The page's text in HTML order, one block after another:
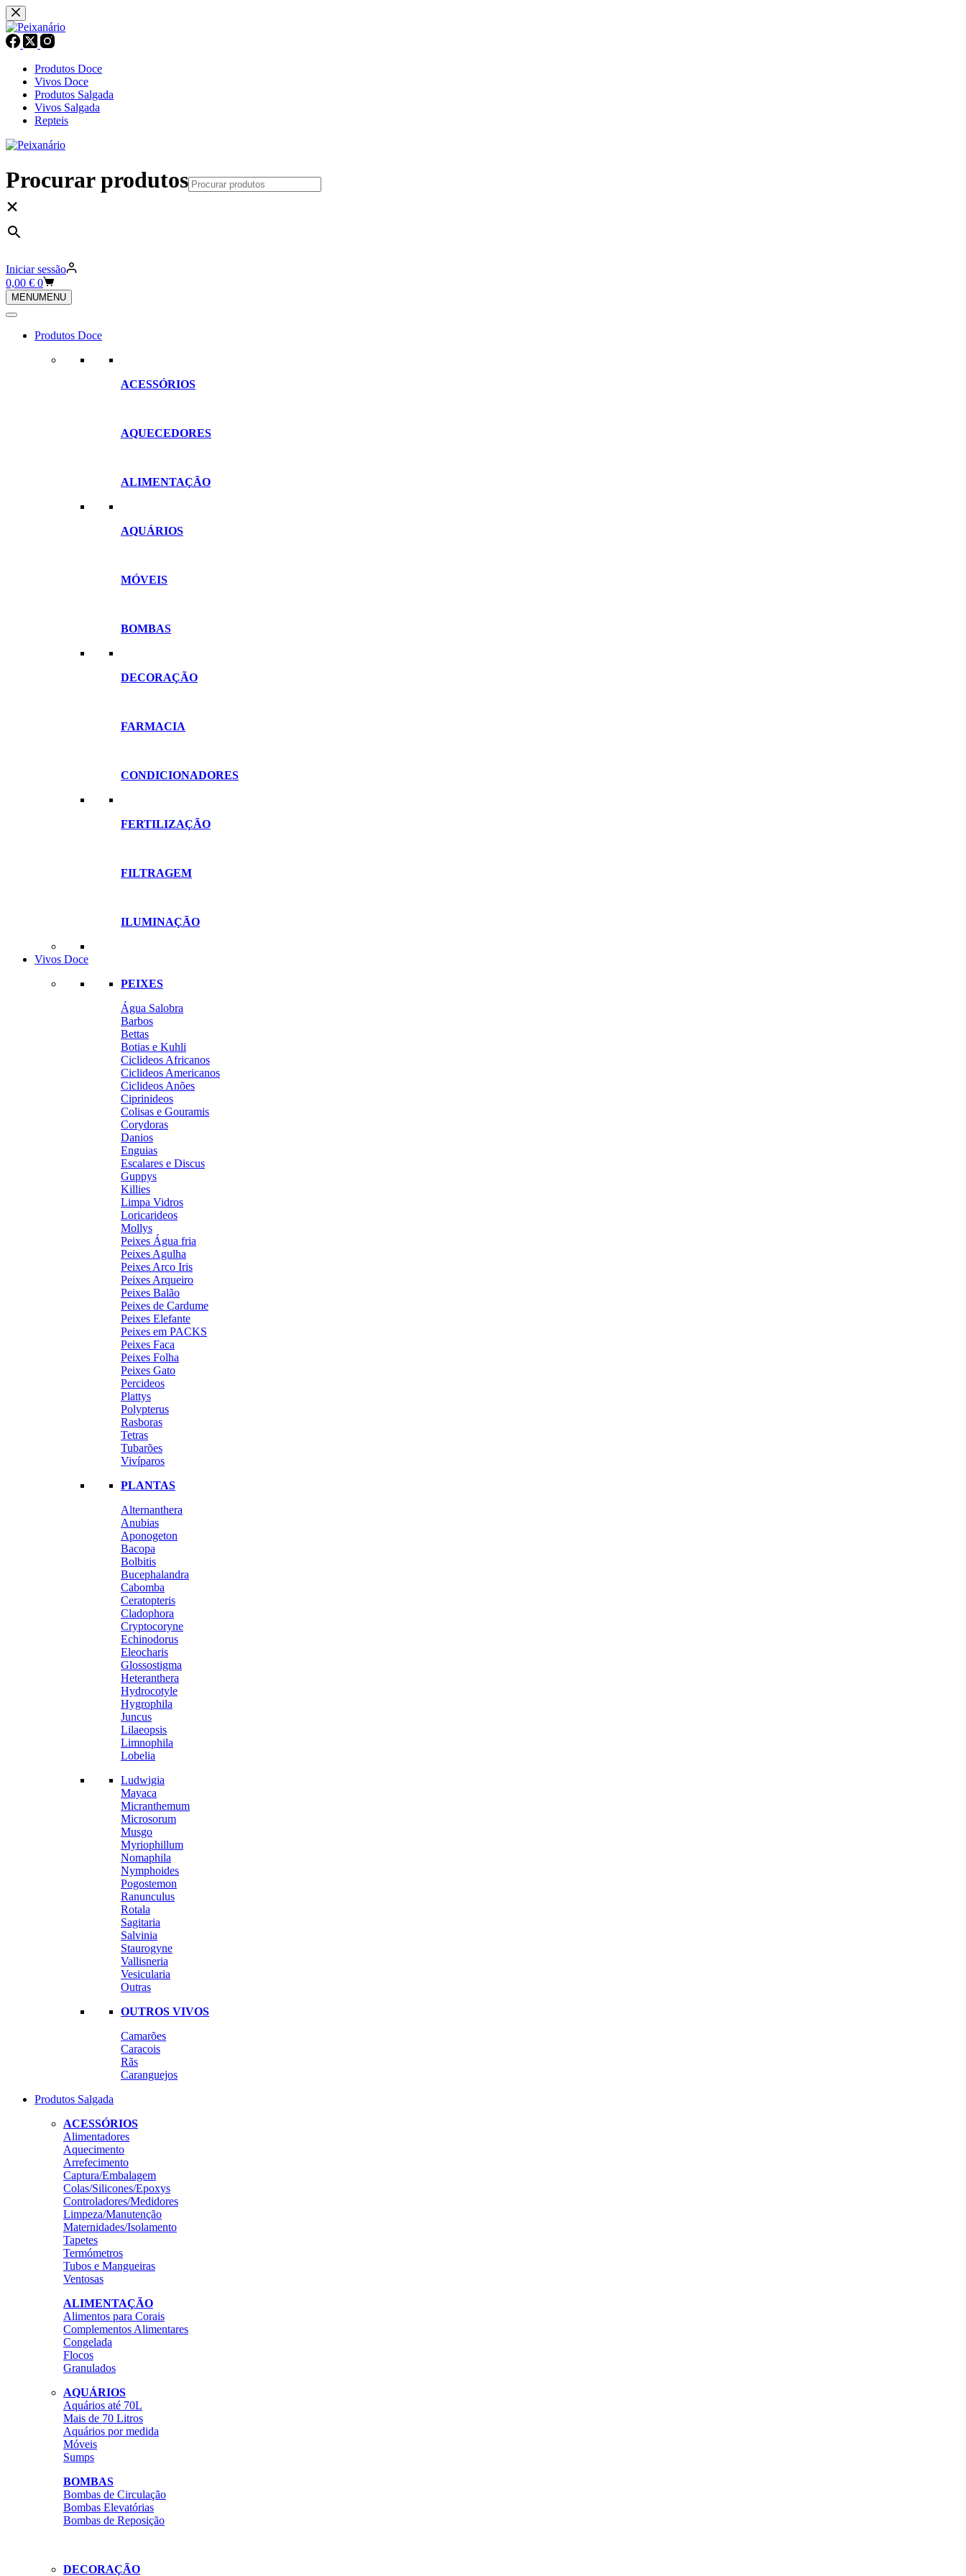
Pular
para
o
conteúdo
Produtos Doce
Vivos Doce
Produtos Salgada
Vivos Salgada
Repteis
Procurar produtos
×
Iniciar sessão
Carrinho
de
compras
0,00 € 0
MENUMENU
Produtos Doce
ACESSÓRIOS
AQUECEDORES
ALIMENTAÇÃO
AQUÁRIOS
MÓVEIS
BOMBAS
DECORAÇÃO
FARMACIA
CONDICIONADORES
FERTILIZAÇÃO
FILTRAGEM
ILUMINAÇÃO
Vivos Doce
PEIXES
Água Salobra
Barbos
Bettas
Botias e Kuhli
Ciclideos Africanos
Ciclideos Americanos
Ciclideos Anões
Ciprinideos
Colisas e Gouramis
Corydoras
Danios
Enguias
Escalares e Discus
Guppys
Killies
Limpa Vidros
Loricarideos
Mollys
Peixes Água fria
Peixes Agulha
Peixes Arco Iris
Peixes Arqueiro
Peixes Balão
Peixes de Cardume
Peixes Elefante
Peixes em PACKS
Peixes Faca
Peixes Folha
Peixes Gato
Percideos
Plattys
Polypterus
Rasboras
Tetras
Tubarões
Vivíparos
PLANTAS
Alternanthera
Anubias
Aponogeton
Bacopa
Bolbitis
Bucephalandra
Cabomba
Ceratopteris
Cladophora
Cryptocoryne
Echinodorus
Eleocharis
Glossostigma
Heteranthera
Hydrocotyle
Hygrophila
Juncus
Lilaeopsis
Limnophila
Lobelia
Ludwigia
Mayaca
Micranthemum
Microsorum
Musgo
Myriophillum
Nomaphila
Nymphoides
Pogostemon
Ranunculus
Rotala
Sagitaria
Salvinia
Staurogyne
Vallisneria
Vesicularia
Outras
OUTROS VIVOS
Camarões
Caracois
Rãs
Caranguejos
Produtos Salgada
ACESSÓRIOS
Alimentadores
Aquecimento
Arrefecimento
Captura/Embalagem
Colas/Silicones/Epoxys
Controladores/Medidores
Limpeza/Manutenção
Maternidades/Isolamento
Tapetes
Termómetros
Tubos e Mangueiras
Ventosas
ALIMENTAÇÃO
Alimentos para Corais
Complementos Alimentares
Congelada
Flocos
Granulados
AQUÁRIOS
Aquários até 70L
Mais de 70 Litros
Aquários por medida
Móveis
Sumps
BOMBAS
Bombas de Circulação
Bombas Elevatórias
Bombas de Reposição
DECORAÇÃO